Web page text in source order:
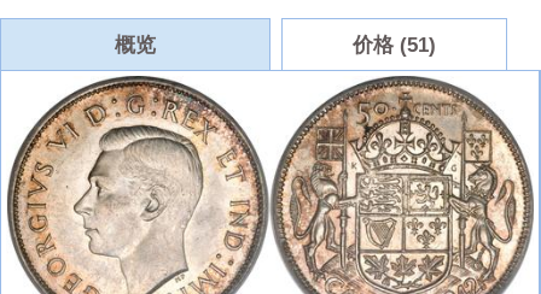
概览 价格 (51)